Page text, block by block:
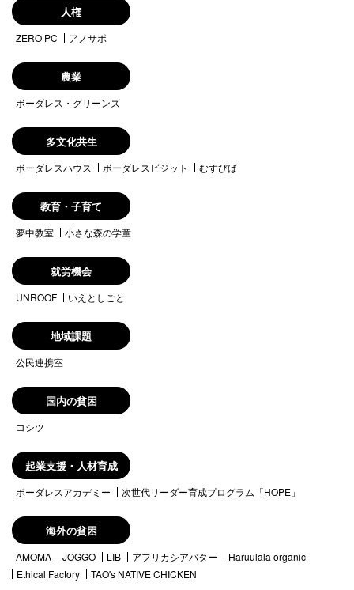
人権
ZERO PC アノサポ
農業
ボーダレス・グリーンズ
多文化共生
ボーダレスハウス ボーダレスビジット むすびば
教育・子育て
夢中教室 小さな森の学童
就労機会
UNROOF いえとしごと
地域課題
公民連携室
国内の貧困
コシツ
起業支援・人材育成
ボーダレスアカデミー 次世代リーダー育成プログラム「HOPE」
海外の貧困
AMOMA JOGGO LIB アフリカシアバター
Haruulala organic
Ethical Factory
TAO's NATIVE CHICKEN